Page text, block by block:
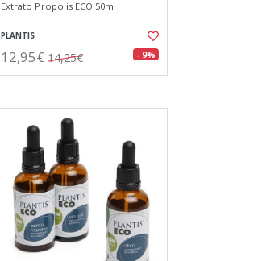
Extrato Propolis ECO 50ml
PLANTIS
12,95€ 14,25€ - 9%